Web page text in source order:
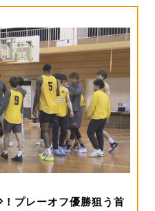
プレーオフ優勝狙う首